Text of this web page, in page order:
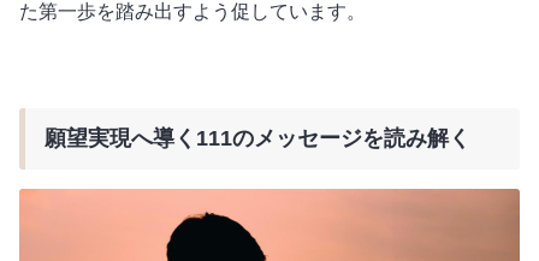
た第一歩を踏み出すよう促しています。
願望実現へ導く111のメッセージを読み解く